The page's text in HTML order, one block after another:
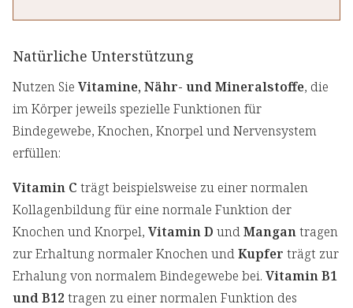
Natürliche Unterstützung
Nutzen Sie Vitamine, Nähr- und Mineralstoffe, die
im Körper jeweils spezielle Funktionen für
Bindegewebe, Knochen, Knorpel und Nervensystem
erfüllen:
Vitamin C trägt beispielsweise zu einer normalen
Kollagenbildung für eine normale Funktion der
Knochen und Knorpel, Vitamin D undMangantragen
zur Erhaltung normaler Knochen undKupfer trägt zur
Erhalung von normalem Bindegewebe bei. Vitamin B1
und B12 tragen zu einer normalen Funktion des